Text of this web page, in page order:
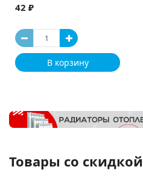
42 ₽
В корзину
Товары со скидкой